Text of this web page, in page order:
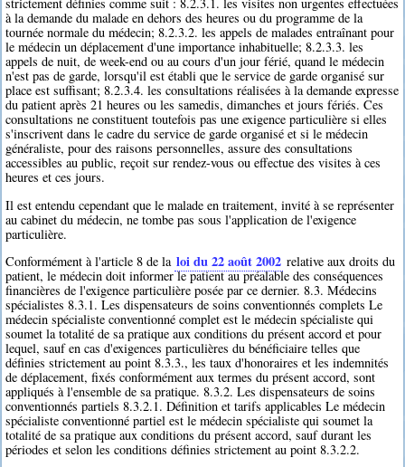
strictement définies comme suit : 8.2.3.1. les visites non urgentes effectuées
à la demande du malade en dehors des heures ou du programme de la
tournée normale du médecin; 8.2.3.2. les appels de malades entraînant pour
le médecin un déplacement d'une importance inhabituelle; 8.2.3.3. les
appels de nuit, de week-end ou au cours d'un jour férié, quand le médecin
n'est pas de garde, lorsqu'il est établi que le service de garde organisé sur
place est suffisant; 8.2.3.4. les consultations réalisées à la demande expresse
du patient après 21 heures ou les samedis, dimanches et jours fériés. Ces
consultations ne constituent toutefois pas une exigence particulière si elles
s'inscrivent dans le cadre du service de garde organisé et si le médecin
généraliste, pour des raisons personnelles, assure des consultations
accessibles au public, reçoit sur rendez-vous ou effectue des visites à ces
heures et ces jours.
Il est entendu cependant que le malade en traitement, invité à se représenter
au cabinet du médecin, ne tombe pas sous l'application de l'exigence
particulière.
Conformément à l'article 8 de la loi du 22 août 2002 relative aux droits du
patient, le médecin doit informer le patient au préalable des conséquences
financières de l'exigence particulière posée par ce dernier. 8.3. Médecins
spécialistes 8.3.1. Les dispensateurs de soins conventionnés complets Le
médecin spécialiste conventionné complet est le médecin spécialiste qui
soumet la totalité de sa pratique aux conditions du présent accord et pour
lequel, sauf en cas d'exigences particulières du bénéficiaire telles que
définies strictement au point 8.3.3., les taux d'honoraires et les indemnités
de déplacement, fixés conformément aux termes du présent accord, sont
appliqués à l'ensemble de sa pratique. 8.3.2. Les dispensateurs de soins
conventionnés partiels 8.3.2.1. Définition et tarifs applicables Le médecin
spécialiste conventionné partiel est le médecin spécialiste qui soumet la
totalité de sa pratique aux conditions du présent accord, sauf durant les
périodes et selon les conditions définies strictement au point 8.3.2.2.